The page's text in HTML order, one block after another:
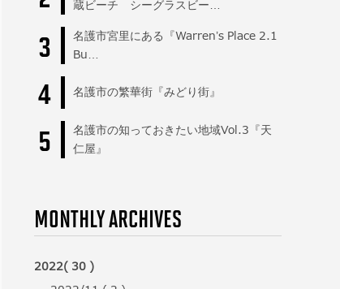
蔵ビーチ シーグラスビー…
3
名護市宮里にある『Warren’s Place 2.1
Bu…
4 名護市の繁華街『みどり街』
5
名護市の知っておきたい地域Vol.3『天
仁屋』
MONTHLY ARCHIVES
2022( 30 )